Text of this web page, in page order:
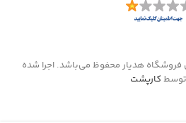
هدیار محفوظ می‌باشد. اجرا شده
توسط کارپشت